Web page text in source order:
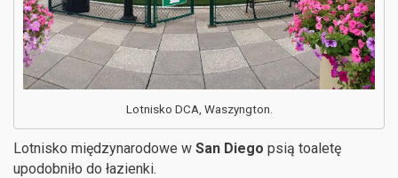
Lotnisko DCA, Waszyngton.
Lotnisko międzynarodowe w San Diego psią toaletę
upodobniło do łazienki.